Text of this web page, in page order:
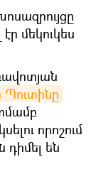
մեկուկես
որոշում
դիմել են